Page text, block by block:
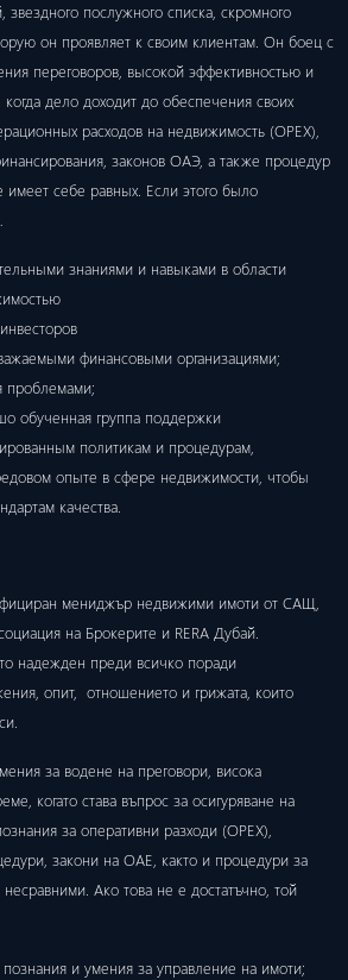
послужного списка, скромного
он проявляет к своим клиентам. Он боец ​​с
переговоров, высокой эффективностью и
когда дело доходит до обеспечения своих
расходов на недвижимость (OPEX),
законов ОАЭ, а также процедур
имеет себе равных. Если этого было
знаниями и навыками в области
финансовыми организациями;
проблемами;
обученная группа поддержки
политикам и процедурам,
опыте в сфере недвижимости, чтобы
качества.
мениджър недвижими имоти от САЩ,
на Брокерите и RERA Дубай.
надежден преди всичко поради
опит, отношението и грижата, които
за водене на преговори, висока
когато става въпрос за осигуряване на
за оперативни разходи (ОРЕХ),
закони на ОАЕ, както и процедури за
Ако това не е достатъчно, той
и умения за управление на имоти;